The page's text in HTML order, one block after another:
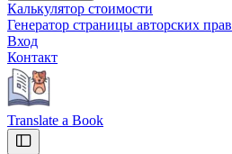
Калькулятор стоимости
Генератор страницы авторских прав
Вход
Контакт
Translate a Book